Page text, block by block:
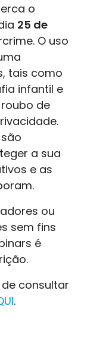
o
25 de
O uso
tais como
infantil e
de
a sua
e as
ou
sem fins
é
consultar
.